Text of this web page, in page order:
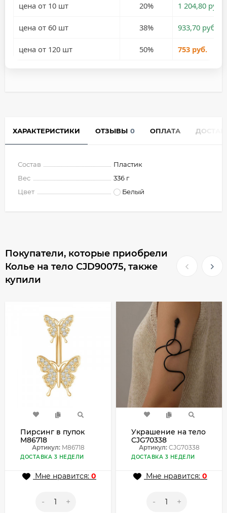
цена от 10 шт 20% 1 204,80 руб.
цена от 60 шт 38% 933,70 руб.
цена от 120 шт 50% 753 руб.
ХАРАКТЕРИСТИКИ ОТЗЫВЫ 0 ОПЛАТА
Состав
Пластик
Вес
336 г
Цвет
Белый
Покупатели, которые приобрели
Колье на тело CJD90075, также
купили
Пирсинг в пупок
M86718
Артикул:M86718
ДОСТАВКА 3 НЕДЕЛИ
Мне нравится: 0
- +
Украшение на тело
CJG70338
Артикул:CJG70338
ДОСТАВКА 3 НЕДЕЛИ
Мне нравится: 0
- +